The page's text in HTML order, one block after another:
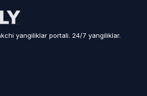
yangiliklar portali. 24/7 yangiliklar.